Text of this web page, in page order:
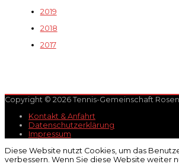
2019
2018
2017
Copyright © 2026 Tennis-Gemeinschaft
Kontakt & Anfahrt
Datenschutzerklärung
Impressum
Diese Website nutzt Cookies, um das
verbessern. Wenn Sie diese Website weiter